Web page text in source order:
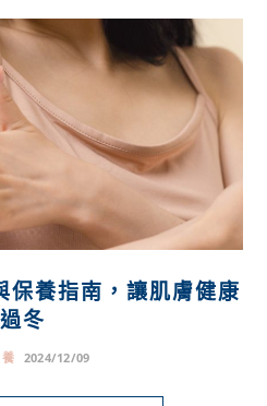
保養指南，讓肌膚健康
過冬
2024/12/09